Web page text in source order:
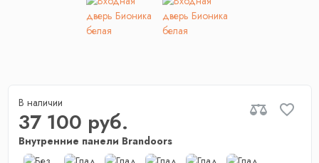
В наличии
37 100 руб.
Внутренние панели Brandoors